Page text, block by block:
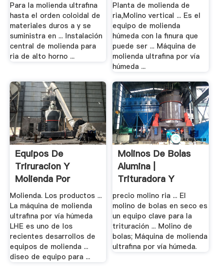
Para la molienda ultrafina
hasta el orden coloidal de
materiales duros a y se
suministra en ... Instalación
central de molienda para
ria de alto horno ...
Planta de molienda de
ria,Molino vertical ... Es el
equipo de molienda
húmeda con la finura que
puede ser ... Máquina de
molienda ultrafina por vía
húmeda ...
Equipos De
Triruracion Y
Molienda Por
Impacto | .
Molienda. Los productos ...
La máquina de molienda
ultrafina por vía húmeda
LHE es uno de los
recientes desarrollos de
equipos de molienda ...
diseo de equipo para ...
Molinos De Bolas
Alumina |
Trituradora Y
Molinos
precio molino ria ... El
molino de bolas en seco es
un equipo clave para la
trituración ... Molino de
bolas; Máquina de molienda
ultrafina por vía húmeda.